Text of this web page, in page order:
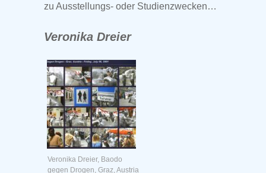
zu Ausstellungs- oder Studienzwecken…
Veronika Dreier
Veronika Dreier, Baodo
gegen Drogen, Graz, Austria